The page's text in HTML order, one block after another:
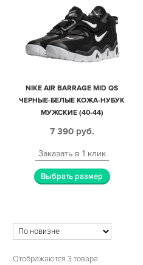
NIKE AIR BARRAGE MID QS
ЧЕРНЫЕ-БЕЛЫЕ КОЖА-НУБУК
МУЖСКИЕ (40-44)
7 390 руб.
Заказать в 1 клик
Выбрать размер
Отображаются 3 товара